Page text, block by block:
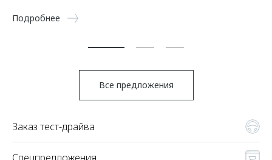
Подробнее
Все предложения
Заказ тест-драйва